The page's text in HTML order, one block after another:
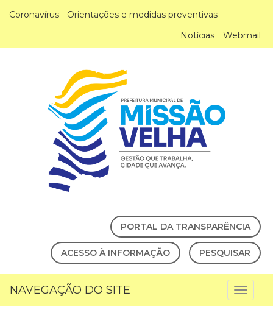
Coronavírus - Orientações e medidas preventivas
Notícias
Webmail
PORTAL DA TRANSPARÊNCIA
ACESSO À INFORMAÇÃO PESQUISAR
NAVEGAÇÃO DO SITE